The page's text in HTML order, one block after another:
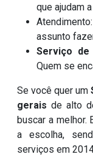
que ajudam
assunto
Serviço
Quem se
Se você quer um
gerais de alto
buscar a melhor.
a escolha,
serviços em